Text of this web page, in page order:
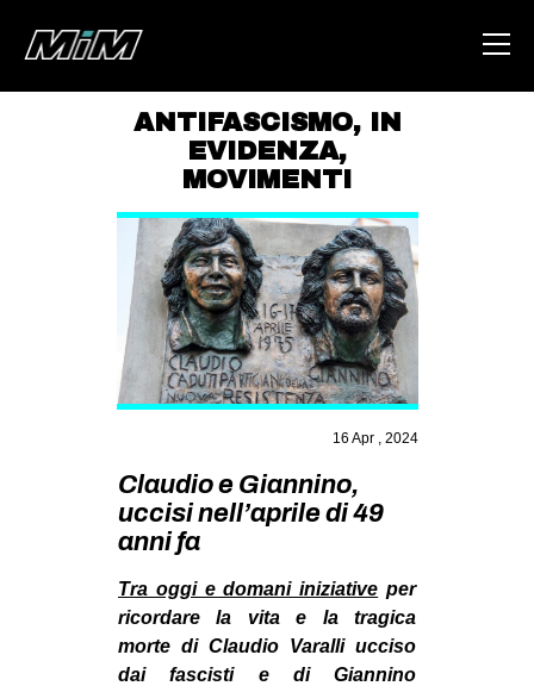
HOME
AREA
DEGENERAZIONE
GAZA FREESTYLE
CSOA LAMBRETTA
ZAM
MOBILITAZIONI
SPAZI
SPORT POPOLARE
ANTIFASCISMO,
IN
EVIDENZA,
MOVIMENTI
16 Apr , 2024
Claudio e Giannino,
uccisi nell’aprile di 49
anni fa
Tra oggi e domani iniziative per
ricordare la vita e la tragica
morte di Claudio Varalli ucciso
dai fascisti e di Giannino